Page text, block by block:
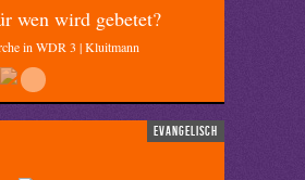
wen wird gebetet?
in WDR 3 | Kluitmann
evangelisch